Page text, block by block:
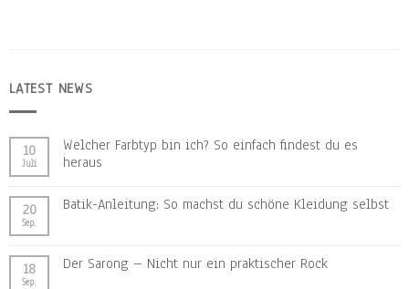
LATEST NEWS
10
Juli
Welcher Farbtyp bin ich? So einfach findest du es
heraus
20
Sep.
Batik-Anleitung: So machst du schöne Kleidung selbst
18
Sep.
Der Sarong – Nicht nur ein praktischer Rock